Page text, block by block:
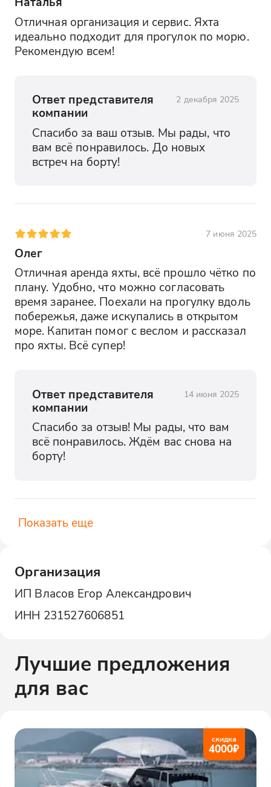
Отличная организация и сервис. Яхта
идеально подходит для прогулок по морю.
Рекомендую всем!
Ответ представителя
компании
2 декабря 2025
Спасибо за ваш отзыв. Мы рады, что
вам всё понравилось. До новых
встреч на борту!
7 июня 2025
Олег
Отличная аренда яхты, всё прошло чётко по
плану. Удобно, что можно согласовать
время заранее. Поехали на прогулку вдоль
побережья, даже искупались в открытом
море. Капитан помог с веслом и рассказал
про яхты. Всё супер!
Ответ представителя
компании
14 июня 2025
Спасибо за отзыв! Мы рады, что вам
всё понравилось. Ждём вас снова на
борту!
Показать еще
Организация
ИП Власов Егор Александрович
ИНН 231527606851
Лучшие предложения
для вас
скидка
4000₽